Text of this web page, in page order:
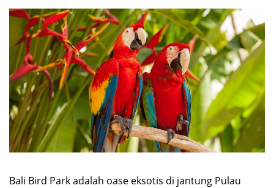
Bali Bird Park adalah oase eksotis di jantung Pulau